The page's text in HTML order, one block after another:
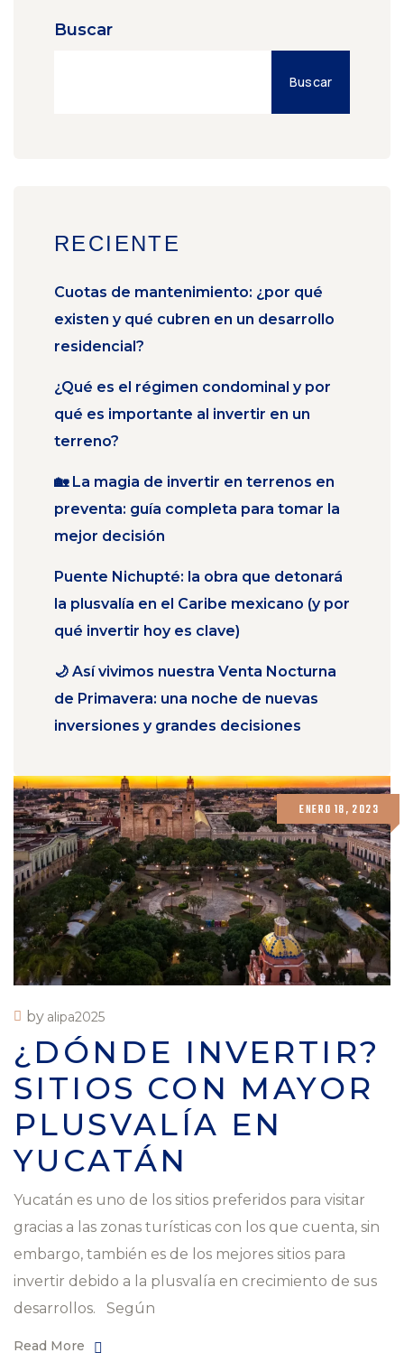
ENERO 18, 2023
by alipa2025
¿DÓNDE INVERTIR?
SITIOS CON MAYOR
PLUSVALÍA EN
YUCATÁN
Yucatán es uno de los sitios preferidos para visitar
gracias a las zonas turísticas con los que cuenta, sin
embargo, también es de los mejores sitios para
invertir debido a la plusvalía en crecimiento de sus
desarrollos. Según
Read More
Buscar
Buscar
RECIENTE
Cuotas de mantenimiento: ¿por qué
existen y qué cubren en un desarrollo
residencial?
¿Qué es el régimen condominal y por
qué es importante al invertir en un
terreno?
🏡 La magia de invertir en terrenos en
preventa: guía completa para tomar la
mejor decisión
Puente Nichupté: la obra que detonará
la plusvalía en el Caribe mexicano (y por
qué invertir hoy es clave)
🌙 Así vivimos nuestra Venta Nocturna
de Primavera: una noche de nuevas
inversiones y grandes decisiones